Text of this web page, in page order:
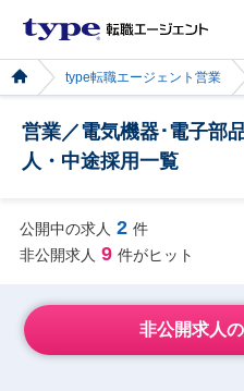
type転職エージェント営業
営業／電気機器･電子部
人・中途採用一覧
公開中の求人 2 件
非公開求人 9 件がヒット
非公開求人